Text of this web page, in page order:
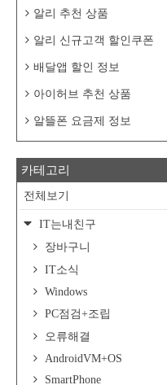
알리 추천 상품
알리 신규고객 할인쿠폰
배달앱 할인 정보
아이허브 추천 상품
알뜰폰 요금제 정보
카테고리
전체보기
IT는내친구
장바구니
IT소식
Windows
PC점검+조립
오류해결
AndroidVM+OS
SmartPhone